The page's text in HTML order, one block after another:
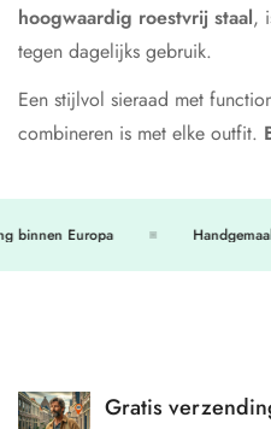
hoogwaardig roestvrij staal,
tegen dagelijks gebruik.
Een stijlvol sieraad met
combineren is met elke outfit.
binnen Europa
Gratis